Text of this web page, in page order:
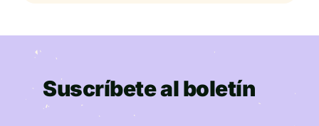
Suscríbete al boletín